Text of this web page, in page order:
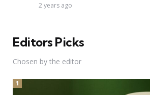
2 years ago
Editors Picks
Chosen by the editor